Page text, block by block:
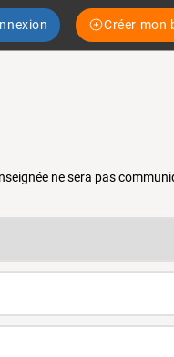
Créer mon
ne sera pas